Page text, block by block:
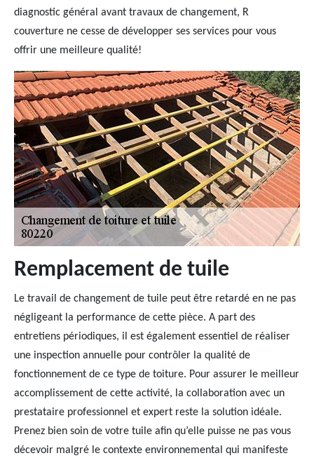
diagnostic général avant travaux de changement, R
couverture ne cesse de développer ses services pour vous
offrir une meilleure qualité!
Remplacement de tuile
Le travail de changement de tuile peut être retardé en ne pas
négligeant la performance de cette pièce. A part des
entretiens périodiques, il est également essentiel de réaliser
une inspection annuelle pour contrôler la qualité de
fonctionnement de ce type de toiture. Pour assurer le meilleur
accomplissement de cette activité, la collaboration avec un
prestataire professionnel et expert reste la solution idéale.
Prenez bien soin de votre tuile afin qu’elle puisse ne pas vous
décevoir malgré le contexte environnemental qui manifeste